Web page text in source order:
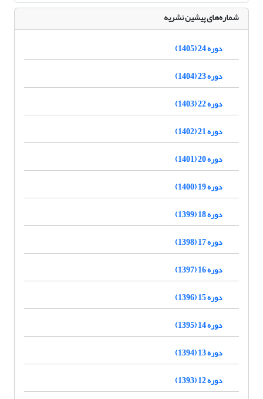
شماره‌های پیشین نشریه
دوره 24 (1405)
دوره 23 (1404)
دوره 22 (1403)
دوره 21 (1402)
دوره 20 (1401)
دوره 19 (1400)
دوره 18 (1399)
دوره 17 (1398)
دوره 16 (1397)
دوره 15 (1396)
دوره 14 (1395)
دوره 13 (1394)
دوره 12 (1393)